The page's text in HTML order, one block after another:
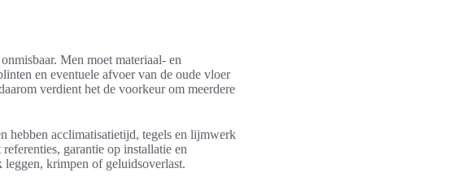
Men moet materiaal- en
en eventuele afvoer van de oude vloer
verdient het de voorkeur om meerdere
hebben acclimatisatietijd, tegels en lijmwerk
garantie op installatie en
krimpen of geluidsoverlast.